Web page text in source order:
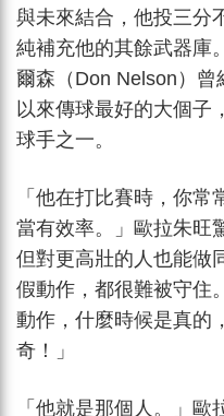
與未來結合，他投三分
純補充他的其餘武器庫
爾森（Don Nelson）曾
以來傳球最好的大個子
球手之一。
「他在打比賽時，你
當有效率。」歐拉朱旺
但對更高壯的人也能做
假動作，都很難被守住
動作，什麼時候是真的
奇！」
「他就是那個人。」